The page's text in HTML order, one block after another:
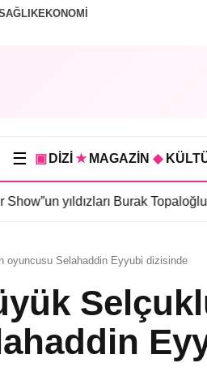
EKONOMİ
☰ ▣ DİZİ ★ MAGAZİN ◆
Burak Topaloğlu ile
oyuncusu Selahaddin Eyyubi dizisinde